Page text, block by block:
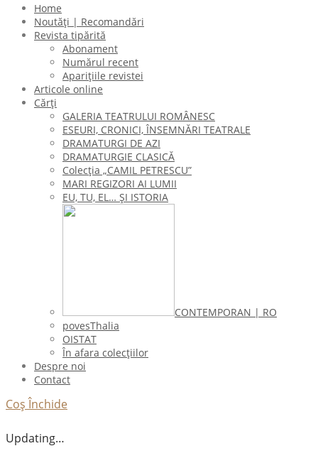
Home
Noutăți | Recomandări
Revista tipărită
Abonament
Numărul recent
Aparițiile revistei
Articole online
Cărți
GALERIA TEATRULUI ROMÂNESC
ESEURI, CRONICI, ÎNSEMNĂRI TEATRALE
DRAMATURGI DE AZI
DRAMATURGIE CLASICĂ
Colecţia „CAMIL PETRESCU”
MARI REGIZORI AI LUMII
EU, TU, EL… ŞI ISTORIA
CONTEMPORAN | RO
povesThalia
OISTAT
În afara colecţiilor
Despre noi
Contact
Coș Închide
Updating…